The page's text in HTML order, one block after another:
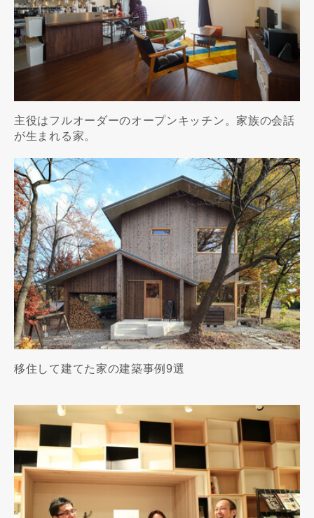
主役はフルオーダーのオープンキッチン。家族の会話
が生まれる家。
移住して建てた家の建築事例9選